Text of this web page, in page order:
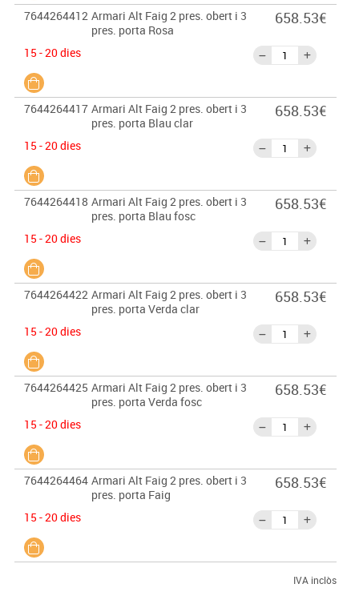
7644264412 Armari Alt Faig 2 pres. obert i 3
pres. porta Rosa
15 - 20 dies
658.53€
7644264417 Armari Alt Faig 2 pres. obert i 3
pres. porta Blau clar
15 - 20 dies
658.53€
7644264418 Armari Alt Faig 2 pres. obert i 3
pres. porta Blau fosc
15 - 20 dies
658.53€
7644264422 Armari Alt Faig 2 pres. obert i 3
pres. porta Verda clar
15 - 20 dies
658.53€
7644264425 Armari Alt Faig 2 pres. obert i 3
pres. porta Verda fosc
15 - 20 dies
658.53€
7644264464 Armari Alt Faig 2 pres. obert i 3
pres. porta Faig
15 - 20 dies
658.53€
IVA inclòs